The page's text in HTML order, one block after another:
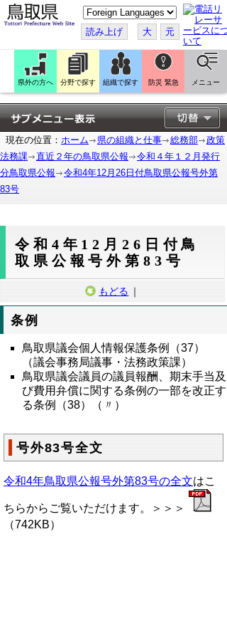
こ
の
ペ
ー
ジ
翻
訳
す
る
読み上げ 大 元
県外の方へ 分野で探す 組織で探す 防災 緊急 メニュー
現在の位置： ホーム 県の組織と仕事 総務部
政策
法務課
直近２年の鳥取県公報
令和４年１２月発行
分鳥取県公報
令和4年12月26日付鳥取県公報号外第
83号
令和4年12月26日付鳥
取県公報号外第83号
もどる ｜
条例
鳥取県議会個人情報保護条例（37）
（議会事務局議事・法務政策課）
鳥取県議会議員の議員報酬、期末手当及
び費用弁償に関する条例の一部を改正す
る条例
（38）（〃）
号外83号全文
令和4年鳥取県公報号外第83号の全文はこ
ちらからご覧いただけます。＞＞＞
（742KB）